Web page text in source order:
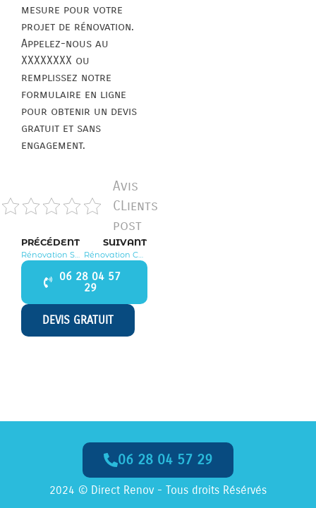
Appelez-Nous dès Maintenant
06 28 04 57 29
mesure pour votre
projet de rénovation.
Appelez-nous au
XXXXXXXX ou
remplissez notre
formulaire en ligne
pour obtenir un devis
gratuit et sans
engagement.
Avis
CLients
post
PRÉCÉDENT
Rénovation Saclay 91400
SUIVANT
Rénovation Corbreuse 91410
06 28 04 57
29
DEVIS GRATUIT
06 28 04 57 29
2024 © Direct Renov - Tous droits Résérvés